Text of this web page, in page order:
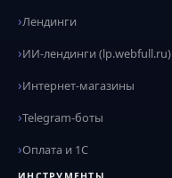
Лендинги
ИИ-лендинги (lp.webfull.ru)
Интернет-магазины
Telegram-боты
Оплата и 1С